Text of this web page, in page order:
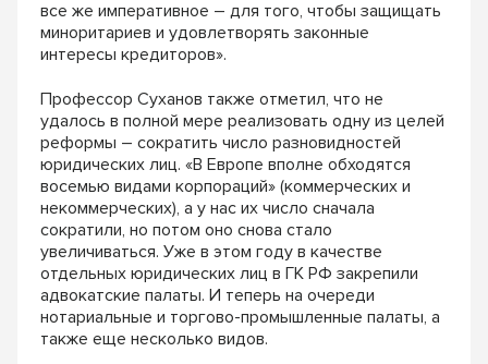
все же императивное – для того, чтобы защищать
миноритариев и удовлетворять законные
интересы кредиторов».
Профессор Суханов также отметил, что не
удалось в полной мере реализовать одну из целей
реформы – сократить число разновидностей
юридических лиц. «В Европе вполне обходятся
восемью видами корпораций» (коммерческих и
некоммерческих), а у нас их число сначала
сократили, но потом оно снова стало
увеличиваться. Уже в этом году в качестве
отдельных юридических лиц в ГК РФ закрепили
адвокатские палаты. И теперь на очереди
нотариальные и торгово-промышленные палаты, а
также еще несколько видов.